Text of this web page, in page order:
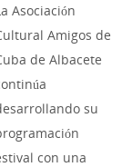
Asociación
Amigos de
de Albacete
su
con una